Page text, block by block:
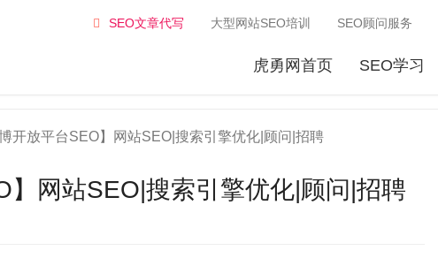
虎勇网首页 SEO学习
SEO文章代写 大型网站SEO培训 SEO顾问服务
博开放平台SEO】网站SEO|搜索引擎优化|顾问|招聘
】网站SEO|搜索引擎优化|顾问|招聘